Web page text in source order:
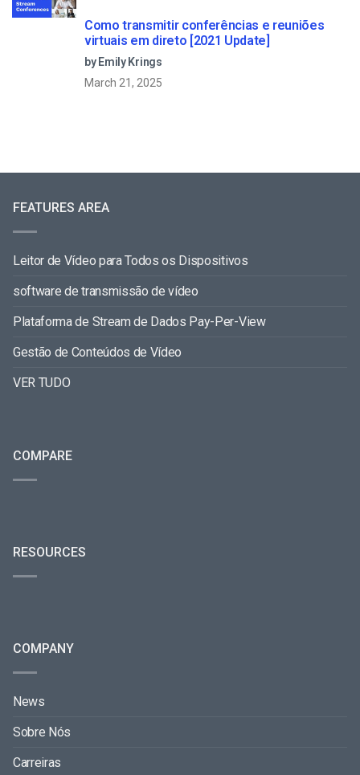
Como transmitir conferências e reuniões
virtuais em direto [2021 Update]
by Emily Krings
March 21, 2025
FEATURES AREA
Leitor de Vídeo para Todos os Dispositivos
software de transmissão de vídeo
Plataforma de Stream de Dados Pay-Per-View
Gestão de Conteúdos de Vídeo
VER TUDO
COMPARE
RESOURCES
COMPANY
News
Sobre Nós
Carreiras